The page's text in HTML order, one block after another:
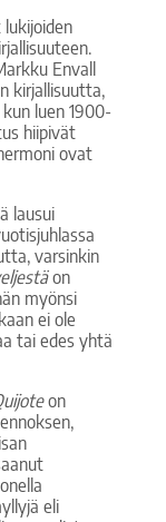
Envall
kirjallisuutta,
luen 1900-
hiipivät
ovat
lausui
varsinkin
on
myönsi
ei ole
tai edes yhtä
on
eli